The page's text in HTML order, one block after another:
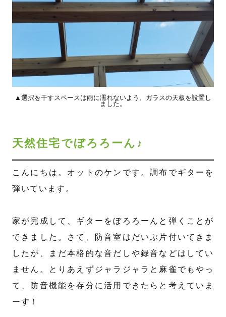
▲選択を干すスペースは雨に濡れないよう、ガラスの天板を設置し
ました。
天然住宅でぼろろーん♪
こんにちは。オットのケンです。調布でギターを
弾いています。
家が完成して、ギターをぼろろーんと弾くことが
できました。さて、防音室はだいぶ片付いてきま
したが、まだ本格的な音だしや録音などはしてい
ません。とりあえずジャラジャラと麻雀でもやっ
て、防音機能を存分に活用できたらと考えていま
ーす！